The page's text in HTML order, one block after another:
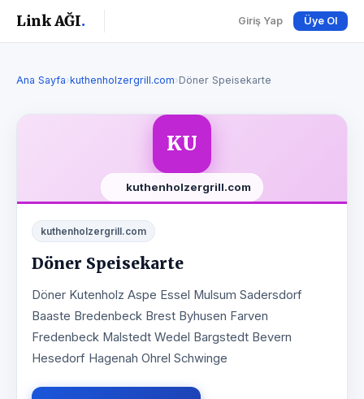
Link AĞI. Giriş Yap Üye Ol
Ana Sayfa›kuthenholzergrill.com›Döner Speisekarte
KU
kuthenholzergrill.com
kuthenholzergrill.com
Döner Speisekarte
Döner Kutenholz Aspe Essel Mulsum Sadersdorf
Baaste Bredenbeck Brest Byhusen Farven
Fredenbeck Malstedt Wedel Bargstedt Bevern
Hesedorf Hagenah Ohrel Schwinge